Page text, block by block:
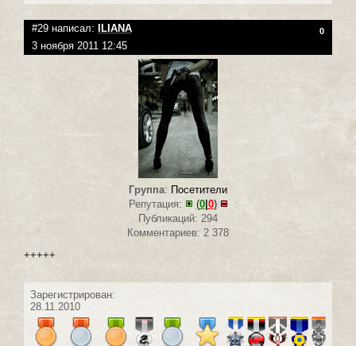
#29 написал: ILIANA 0
3 ноября 2011 12:45
Группа: Посетители
Репутация:
(0| 0)
Публикаций: 294
Комментариев: 2 378
+++++
Зарегистрирован:
28.11.2010